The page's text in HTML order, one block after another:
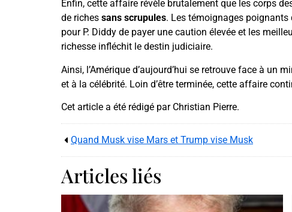
Enfin, cette affaire révèle brutalement que les corps
de riches sans scrupules. Les témoignages
pour P. Diddy de payer une caution élevée et les
richesse infléchit le destin judiciaire.
Ainsi, l’Amérique d’aujourd’hui se retrouve face à un
et à la célébrité. Loin d’être terminée, cette affaire
Cet article a été rédigé par Christian Pierre.
Quand Musk vise Mars et Trump vise Musk
Articles liés